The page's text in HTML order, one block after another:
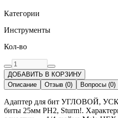
Категории
Инструменты
Кол-во
ДОБАВИТЬ В КОРЗИНУ
Описание
Отзыв (0) Вопросы (0)
Адаптер для бит УГЛОВОЙ,
биты 25мм PH2, Sturm!.